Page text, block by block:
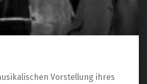
Vorstellung ihres